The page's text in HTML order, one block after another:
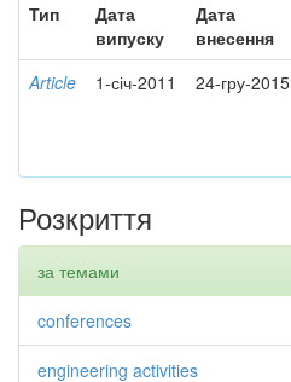
Тип
Дата
випуску
Дата
внесення
Article 1-січ-2011 24-гру-2015
Розкриття
за темами
conferences
engineering activities